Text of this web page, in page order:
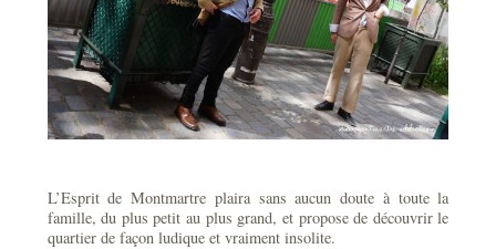
L’Esprit de Montmartre plaira sans aucun doute à toute la
famille, du plus petit au plus grand, et propose de découvrir le
quartier de façon ludique et vraiment insolite.